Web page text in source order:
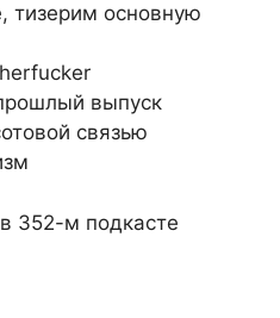
тизерим основную
выпуск
связью
352-м подкасте